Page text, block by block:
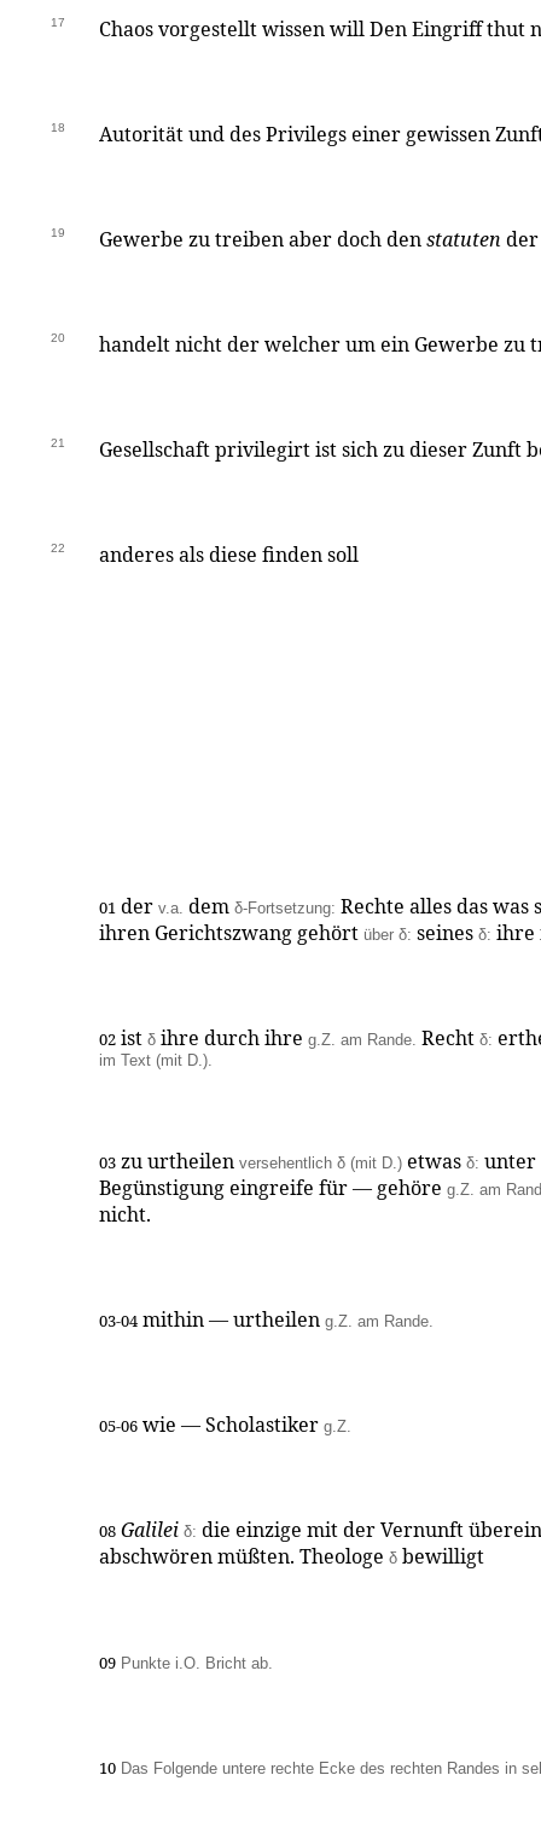
17 Chaos vorgestellt wissen will Den Eingriff thut
18 Autorität und des Privilegs einer gewissen
19 Gewerbe zu treiben aber doch denstatuten
20 handelt nicht der welcher um ein Gewerbe zu
21 Gesellschaft privilegirt ist sich zu dieser Zunft
22 anderes als diese finden soll
01 der v.a. dem δ-Fortsetzung: Rechte alles das was
ihren Gerichtszwang gehört über δ: seines δ: ihre
02 ist δ ihre durch ihre g.Z. am Rande. Recht δ:
im Text (mit D.).
03 zu urtheilen versehentlich δ (mit D.) etwas δ: unter
Begünstigung eingreife für — gehöre g.Z. am
nicht.
03-04 mithin — urtheilen g.Z. am Rande.
05-06 wie — Scholastiker g.Z.
08 Galilei δ: die einzige mit der Vernunft
abschwören müßten. Theologe δ bewilligt
09 Punkte i.O. Bricht ab.
10 Das Folgende untere rechte Ecke des rechten Randes in